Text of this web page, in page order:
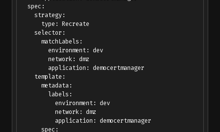
  spec:
    strategy:
      type: Recreate
    selector:
      matchLabels:
        environment: dev
        network: dmz
        application: democertmanager
    template:
      metadata:
        labels:
          environment: dev
          network: dmz
          application: democertmanager
      spec: